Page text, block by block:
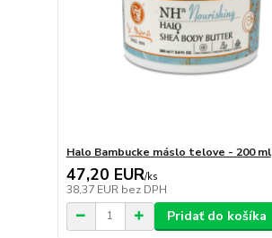
Halo Bambucke máslo telove - 200 ml
47,20 EUR/ks
38,37 EUR bez DPH
Pridať do košíka